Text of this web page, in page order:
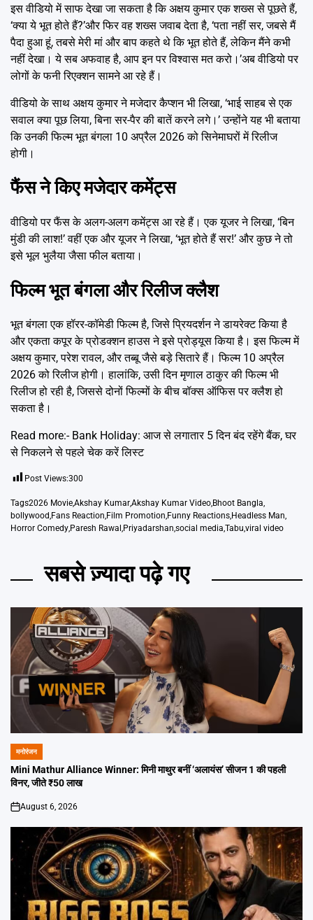
इस वीडियो में साफ देखा जा सकता है कि अक्षय कुमार एक शख्स से पूछते हैं,
‘क्या ये भूत होते हैं?’और फिर वह शख्स जवाब देता है, ‘पता नहीं सर, जबसे मैं
पैदा हुआ हूं, तबसे मेरी मां और बाप कहते थे कि भूत होते हैं, लेकिन मैंने कभी
नहीं देखा। ये सब अफवाह है, आप इन पर विश्वास मत करो।’अब वीडियो पर
लोगों के फनी रिएक्शन सामने आ रहे हैं।
वीडियो के साथ अक्षय कुमार ने मजेदार कैप्शन भी लिखा, ‘भाई साहब से एक
सवाल क्या पूछ लिया, बिना सर-पैर की बातें करने लगे।’ उन्होंने यह भी बताया
कि उनकी फिल्म भूत बंगला 10 अप्रैल 2026 को सिनेमाघरों में रिलीज
होगी।
फैंस ने किए मजेदार कमेंट्स
वीडियो पर फैंस के अलग-अलग कमेंट्स आ रहे हैं। एक यूजर ने लिखा, ‘बिन
मुंडी की लाश!’ वहीं एक और यूजर ने लिखा, ‘भूत होते हैं सर!’ और कुछ ने तो
इसे भूल भुलैया जैसा फील बताया।
फिल्म भूत बंगला और रिलीज क्लैश
भूत बंगला एक हॉरर-कॉमेडी फिल्म है, जिसे प्रियदर्शन ने डायरेक्ट किया है
और एकता कपूर के प्रोडक्शन हाउस ने इसे प्रोड्यूस किया है। इस फिल्म में
अक्षय कुमार, परेश रावल, और तब्बू जैसे बड़े सितारे हैं। फिल्म 10 अप्रैल
2026 को रिलीज होगी। हालांकि, उसी दिन मृणाल ठाकुर की फिल्म भी
रिलीज हो रही है, जिससे दोनों फिल्मों के बीच बॉक्स ऑफिस पर क्लैश हो
सकता है।
Read more:- Bank Holiday: आज से लगातार 5 दिन बंद रहेंगे बैंक, घर
से निकलने से पहले चेक करें लिस्ट
Post Views:300
Tags2026 Movie,Akshay Kumar,Akshay Kumar Video,Bhoot Bangla,
bollywood,Fans Reaction,Film Promotion,Funny Reactions,Headless Man,
Horror Comedy,Paresh Rawal ,Priyadarshan,social media,Tabu,viral video
सबसे ज़्यादा पढ़े गए
POSTED
IN
मनोरंजन
Mini Mathur Alliance Winner: मिनी माथुर बनीं ‘अलायंस’ सीजन 1 की पहली
विनर, जीते ₹50 लाख
on
August 6, 2026